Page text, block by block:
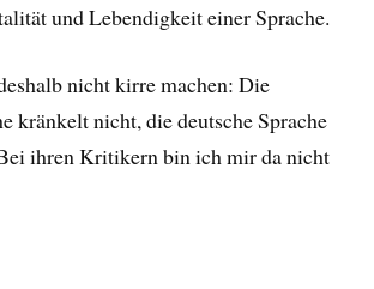
und Lebendigkeit einer Sprache.
nicht kirre machen: Die
kränkelt nicht, die deutsche Sprache
ihren Kritikern bin ich mir da nicht